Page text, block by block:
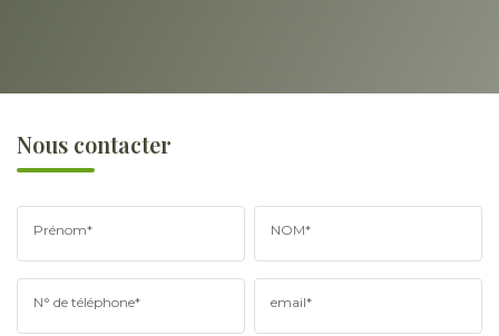
Nous contacter
Prénom* NOM*
N° de téléphone* email*